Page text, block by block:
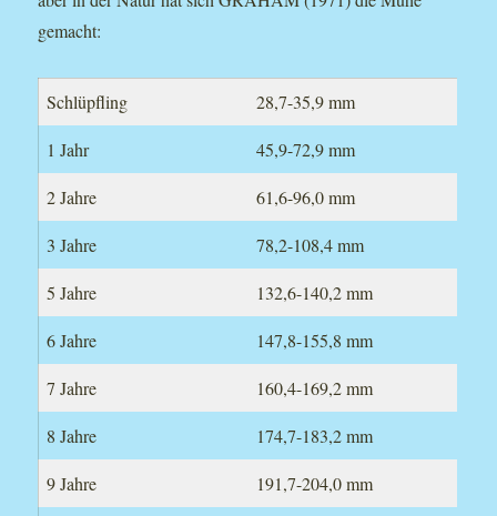
gemacht:
Schlüpfling 28,7-35,9 mm
1 Jahr 45,9-72,9 mm
2 Jahre 61,6-96,0 mm
3 Jahre 78,2-108,4 mm
5 Jahre 132,6-140,2 mm
6 Jahre 147,8-155,8 mm
7 Jahre 160,4-169,2 mm
8 Jahre 174,7-183,2 mm
9 Jahre 191,7-204,0 mm